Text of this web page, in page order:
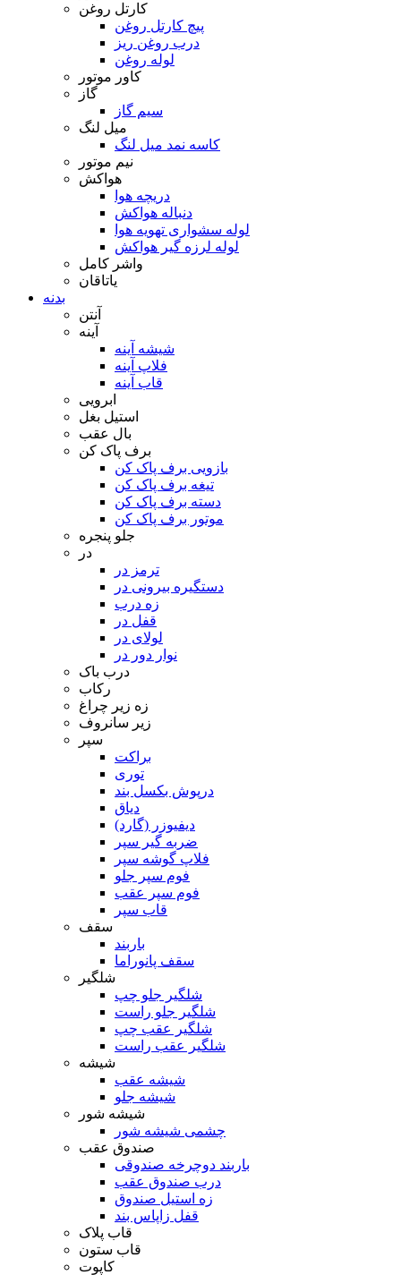
کارتل روغن
پیچ کارتل روغن
درب روغن ریز
لوله روغن
کاور موتور
گاز
سیم گاز
میل لنگ
کاسه نمد میل لنگ
نیم موتور
هواکش
دریچه هوا
دنباله هواکش
لوله سشواری تهویه هوا
لوله لرزه گیر هواکش
واشر کامل
یاتاقان
بدنه
آنتن
آینه
شیشه آینه
فلاپ آینه
قاب آینه
ابرویی
استیل بغل
بال عقب
برف پاک کن
بازویی برف پاک کن
تیغه برف پاک کن
دسته برف پاک کن
موتور برف پاک کن
جلو پنجره
در
ترمز در
دستگیره بیرونی در
زه درب
قفل در
لولای در
نوار دور در
درب باک
رکاب
زه زیر چراغ
زیر سانروف
سپر
براکت
توری
درپوش بکسل بند
دیاق
دیفیوزر (گارد)
ضربه گیر سپر
فلاپ گوشه سپر
فوم سپر جلو
فوم سپر عقب
قاب سپر
سقف
باربند
سقف پانوراما
شلگیر
شلگیر جلو چپ
شلگیر جلو راست
شلگیر عقب چپ
شلگیر عقب راست
شیشه
شیشه عقب
شیشه جلو
شیشه شور
چشمی شیشه شور
صندوق عقب
باربند دوچرخه صندوقی
درب صندوق عقب
زه استیل صندوق
قفل زاپاس بند
قاب پلاک
قاب ستون
کاپوت